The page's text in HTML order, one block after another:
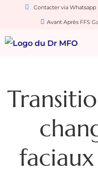
Contacter via Whatsapp
Avant Après FFS